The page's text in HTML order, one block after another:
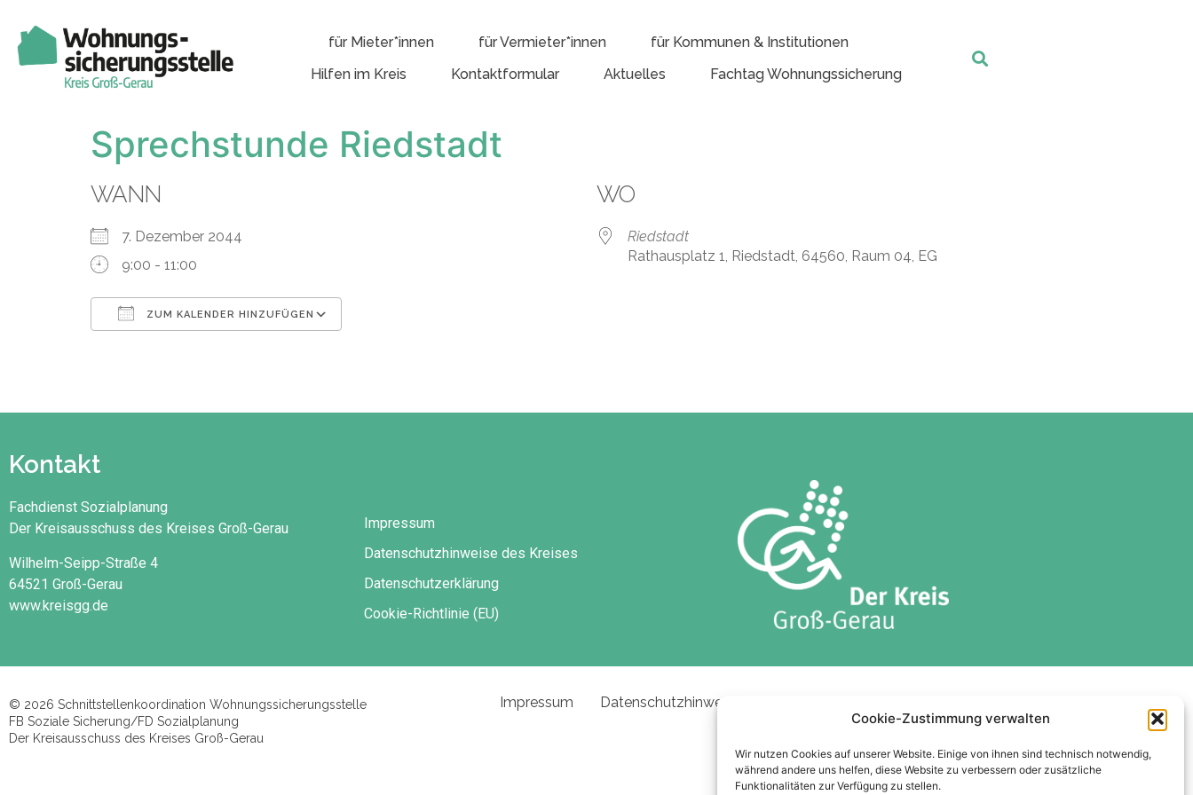
Cookie-Zustimmung verwalten
Wir nutzen Cookies auf unserer Website. Einige von ihnen sind technisch notwendig,
während andere uns helfen, diese Website zu verbessern oder zusätzliche
Funktionalitäten zur Verfügung zu stellen.
für Mieter*innen für Vermieter*innen
für Kommunen & Institutionen
Hilfen im Kreis
Kontaktformular Aktuelles Fachtag Wohnungssicherung
Sprechstunde Riedstadt
WANN
7. Dezember 2044
9:00 - 11:00
ZUM KALENDER HINZUFÜGEN
WO
Riedstadt
Rathausplatz 1, Riedstadt, 64560, Raum 04, EG
Kontakt
Fachdienst Sozialplanung
Der Kreisausschuss des Kreises Groß-Gerau
Wilhelm-Seipp-Straße 4
64521 Groß-Gerau
www.kreisgg.de
Impressum
Datenschutzhinweise des Kreises
Datenschutzerklärung
Cookie-Richtlinie (EU)
© 2026 Schnittstellenkoordination Wohnungssicherungsstelle
FB Soziale Sicherung/FD Sozialplanung
Der Kreisausschuss des Kreises Groß-Gerau
Impressum Datenschutzhinweise des Kreises